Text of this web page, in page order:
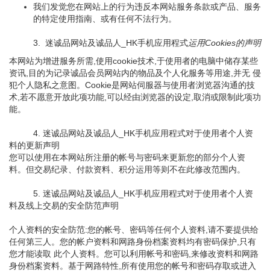
我们发觉您在网站上的行为违反本网站服务条款或产品、服务
的特定使用指南、或有任何不法行为。
3. 迷诚品网站及诚品人_HK手机应用程式运用Cookies的声明
本网站为增进服务所需,使用cookie技术,于使用者的电脑中储存某些
资讯,目的为记录诚品会员网站内的物品及个人化服务等用途,并无 侵
犯个人隐私之意图。Cookie是网站伺服器与使用者浏览器沟通的技
术,若不愿意开放此项功能,可以经由浏览器的设定,取消或限制此项功
能。
4. 迷诚品网站及诚品人_HK手机应用程式对于使用者个人资
料的更新声明
您可以使用在本网站所注册的帐号与密码来更新您的部分个人资
料。但交易纪录、付款资料、积分运用等则不在此修改范围内。
5. 迷诚品网站及诚品人_HK手机应用程式对于使用者个人资
料及线上交易的安全防范声明
个人资料的安全防范:您的帐号、密码等任何个人资料,请不要提供给
任何第三人。您的帐户资料和网路身份档案资料均有密码保护,只有
您才能读取 此个人资料。您可以利用帐号和密码,来修改资料和网路
身份档案资料。基于网路特性,所有使用您的帐号和密码存取或进入